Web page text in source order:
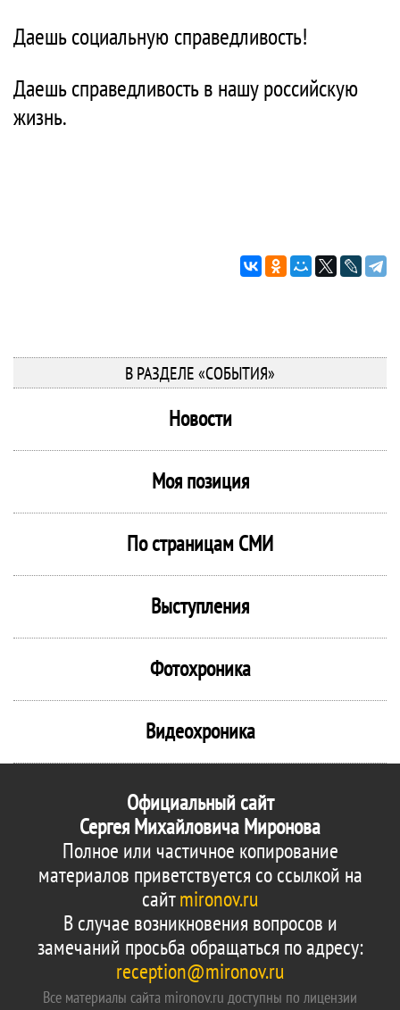
Даешь социальную справедливость!
Даешь справедливость в нашу российскую
жизнь.
В РАЗДЕЛЕ «СОБЫТИЯ»
Новости
Моя позиция
По страницам СМИ
Выступления
Фотохроника
Видеохроника
Официальный сайт
Сергея Михайловича Миронова
Полное или частичное копирование
материалов приветствуется со ссылкой на
сайтmironov.ru
В случае возникновения вопросов и
замечаний просьба обращаться по адресу:
reception@mironov.ru
Все материалы сайта mironov.ru доступны по лицензии